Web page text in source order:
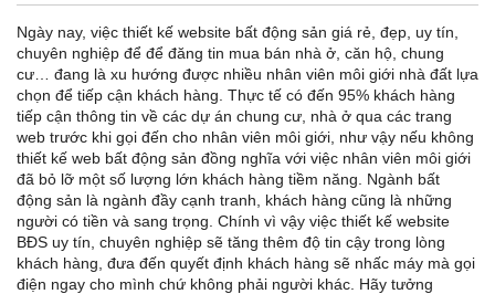
Ngày nay, việc thiết kế website bất động sản giá rẻ, đẹp, uy tín,
chuyên nghiệp để để đăng tin mua bán nhà ở, căn hộ, chung
cư… đang là xu hướng được nhiều nhân viên môi giới nhà đất lựa
chọn để tiếp cận khách hàng. Thực tế có đến 95% khách hàng
tiếp cận thông tin về các dự án chung cư, nhà ở qua các trang
web trước khi gọi đến cho nhân viên môi giới, như vậy nếu không
thiết kế web bất động sản đồng nghĩa với việc nhân viên môi giới
đã bỏ lỡ một số lượng lớn khách hàng tiềm năng. Ngành bất
động sản là ngành đầy cạnh tranh, khách hàng cũng là những
người có tiền và sang trọng. Chính vì vậy việc thiết kế website
BĐS uy tín, chuyên nghiệp sẽ tăng thêm độ tin cậy trong lòng
khách hàng, đưa đến quyết định khách hàng sẽ nhấc máy mà gọi
điện ngay cho mình chứ không phải người khác. Hãy tưởng